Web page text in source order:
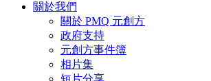
關於我們
關於 PMQ 元創方
政府支持
元創方事件簿
相片集